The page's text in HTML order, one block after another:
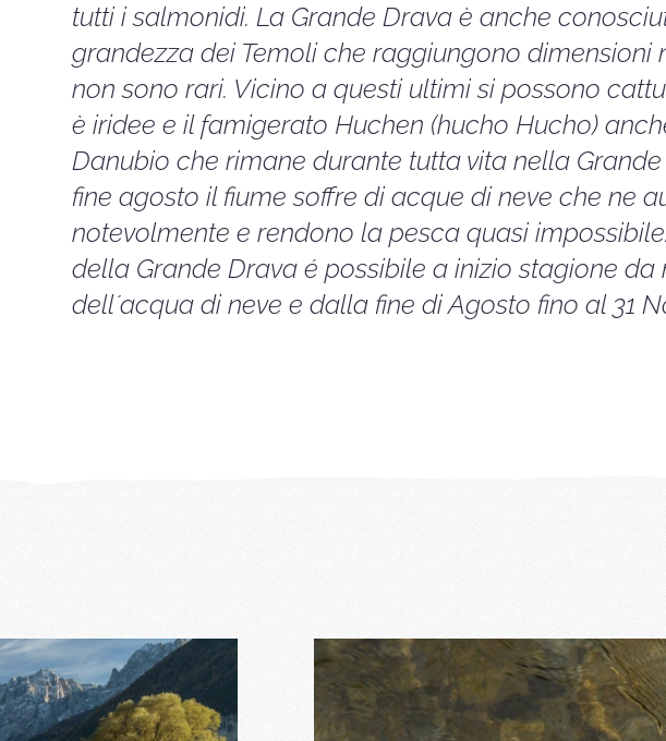
tutti i salmonidi. La Grande Drava è anche
grandezza dei Temoli che raggiungono dimensioni
non sono rari. Vicino a questi ultimi si possono
è iridee e il famigerato Huchen (hucho Hucho)
Danubio che rimane durante tutta vita nella
fine agosto il fiume soffre di acque di neve che ne
notevolmente e rendono la pesca quasi
della Grande Drava é possibile a inizio stagione da
dell´acqua di neve e dalla fine di Agosto fino al 31